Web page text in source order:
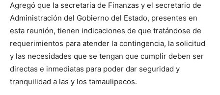
Agregó que la secretaria de Finanzas y el secretario de
Administración del Gobierno del Estado, presentes en
esta reunión, tienen indicaciones de que tratándose de
requerimientos para atender la contingencia, la solicitud
y las necesidades que se tengan que cumplir deben ser
directas e inmediatas para poder dar seguridad y
tranquilidad a las y los tamaulipecos.